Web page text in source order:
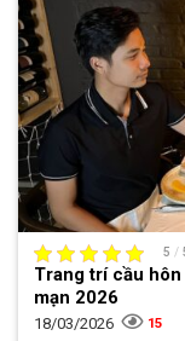
5 /
Trang trí cầu
mạn 2026
18/03/2026 15